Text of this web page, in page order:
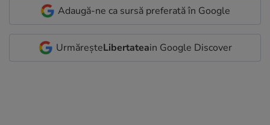
Adaugă-ne ca sursă preferată în Google
UrmăreșteLibertateain Google Discover